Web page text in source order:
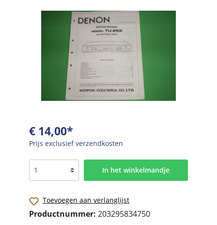
€ 14,00*
Prijs exclusief verzendkosten
In het winkelmandje
Toevoegen aan verlanglijst
Productnummer: 203295834750